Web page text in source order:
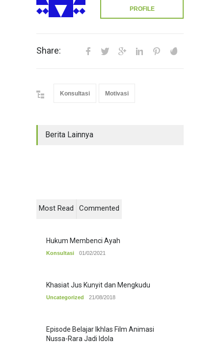
PROFILE
Share:
Konsultasi Motivasi
Berita Lainnya
Most Read Commented
Hukum Membenci Ayah
Konsultasi 01/02/2021
Khasiat Jus Kunyit dan Mengkudu
Uncategorized 21/08/2018
Episode Belajar Ikhlas Film Animasi
Nussa-Rara Jadi Idola